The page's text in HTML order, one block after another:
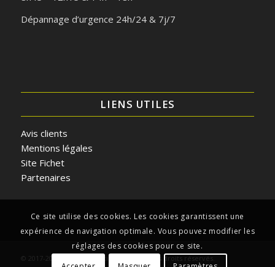
Dépannage d’urgence 24h/24 & 7j/7
LIENS UTILES
Avis clients
Mentions légales
Site Fichet
Partenaires
© 2017-2026. Lyon Protection Habitat. Tous droits réservés.
Ce site utilise des cookies. Les cookies garantissent une
expérience de navigation optimale. Vous pouvez modifier les
réglages des cookies pour ce site.